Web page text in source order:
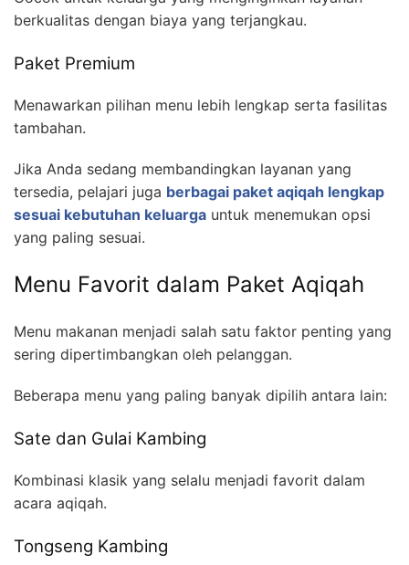
berkualitas dengan biaya yang terjangkau.
Paket Premium
Menawarkan pilihan menu lebih lengkap serta fasilitas
tambahan.
Jika Anda sedang membandingkan layanan yang
tersedia, pelajari juga berbagai paket aqiqah lengkap
sesuai kebutuhan keluarga untuk menemukan opsi
yang paling sesuai.
Menu Favorit dalam Paket Aqiqah
Menu makanan menjadi salah satu faktor penting yang
sering dipertimbangkan oleh pelanggan.
Beberapa menu yang paling banyak dipilih antara lain:
Sate dan Gulai Kambing
Kombinasi klasik yang selalu menjadi favorit dalam
acara aqiqah.
Tongseng Kambing